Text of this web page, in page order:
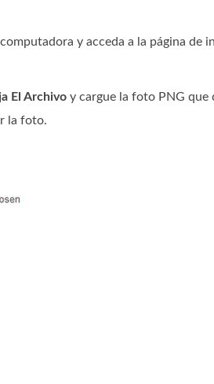
y acceda a la página de
El Archivo y cargue la foto PNG que
la foto.